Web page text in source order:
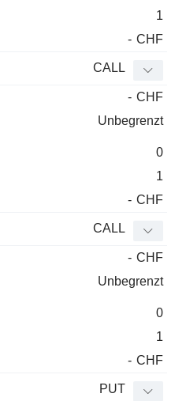
1
- CHF
CALL
- CHF
Unbegrenzt
0
1
- CHF
CALL
- CHF
Unbegrenzt
0
1
- CHF
PUT